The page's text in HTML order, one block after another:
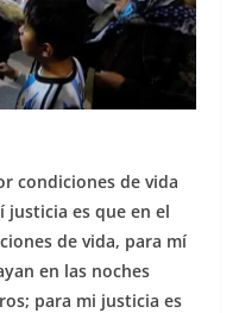
condiciones de vida
justicia es que en el
de vida, para mí
en las noches
para mi justicia es